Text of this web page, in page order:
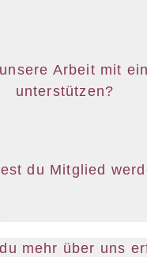
Arbeit mit
unterstützen?
du Mitglied
mehr über uns